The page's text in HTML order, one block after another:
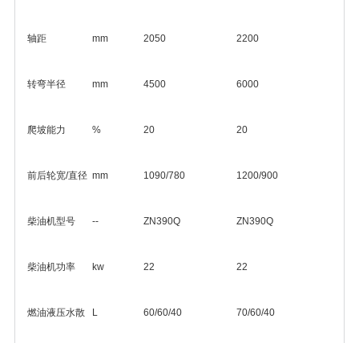
轴距 mm 2050 2200
转弯半径 mm 4500 6000
爬坡能力 % 20 20
前后轮宽/直径 mm 1090/780 1200/900
柴油机型号 -- ZN390Q ZN390Q
柴油机功率 kw 22 22
燃油液压水散 L 60/60/40 70/60/40